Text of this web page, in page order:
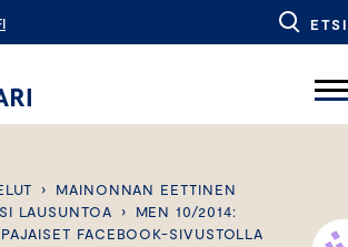
ETSI
›
MAINONNAN EETTINEN
LAUSUNTOA ›
MEN 10/2014:
FACEBOOK-SIVUSTOLLA